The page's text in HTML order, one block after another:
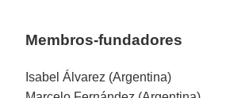
Membros-fundadores
Isabel Álvarez (Argentina)